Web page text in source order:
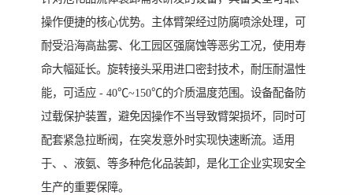
操作便捷的核心优势。主体臂架经过防腐喷涂处理，可
耐受沿海高盐雾、化工园区强腐蚀等恶劣工况，使用寿
命大幅延长。旋转接头采用进口密封技术，耐压耐温性
能，可适应 - 40℃~150℃的介质温度范围。设备配备防
过载保护装置，避免因操作不当导致臂架损坏，同时可
配套紧急拉断阀，在突发意外时实现快速断流。适用
于、、液氨、等多种危化品装卸，是化工企业实现安全
生产的重要保障。